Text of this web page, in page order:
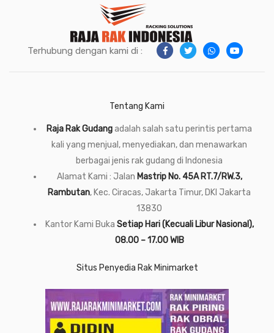
Terhubung dengan kami di :
Tentang Kami
Raja Rak Gudangadalah salah satu perintis pertama
kali yang menjual, menyediakan, dan menawarkan
berbagai jenis rak gudang di Indonesia
Alamat Kami : Jalan Mastrip No. 45A RT.7/RW.3,
Rambutan, Kec. Ciracas, Jakarta Timur, DKI Jakarta
13830
Kantor Kami Buka Setiap Hari (Kecuali Libur Nasional),
08.00 – 17.00 WIB
Situs Penyedia Rak Minimarket